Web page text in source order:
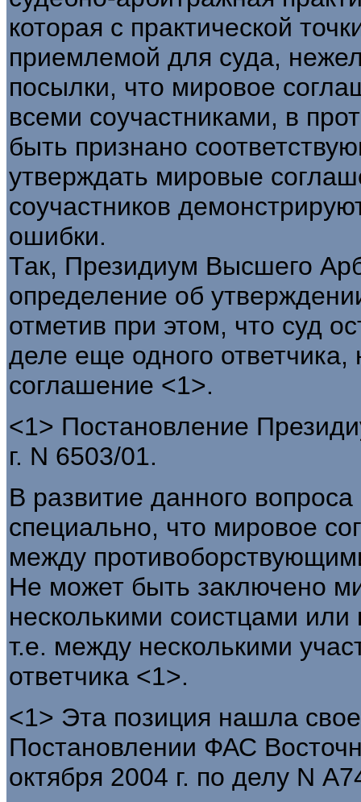
которая с практической
приемлемой для суда,
посылки, что мировое
всеми соучастниками, в
быть признано
утверждать мировые
соучастников
ошибки.
Так, Президиум Высшего
определение об
отметив при этом, что суд
деле еще одного
соглашение <1>.
<1> Постановление
г. N 6503/01.
В развитие данного
специально, что мировое
между
Не может быть заключено
несколькими соистцами или
т.е. между несколькими
ответчика <1>.
<1> Эта позиция нашла
Постановлении ФАС
октября 2004 г. по делу N